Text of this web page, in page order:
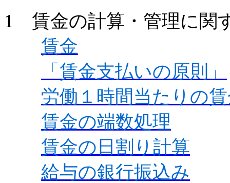
1 賃金の計算・管理に関
賃金
「賃金支払いの原則」
労働１時間当たりの
賃金の端数処理
賃金の日割り計算
給与の銀行振込み